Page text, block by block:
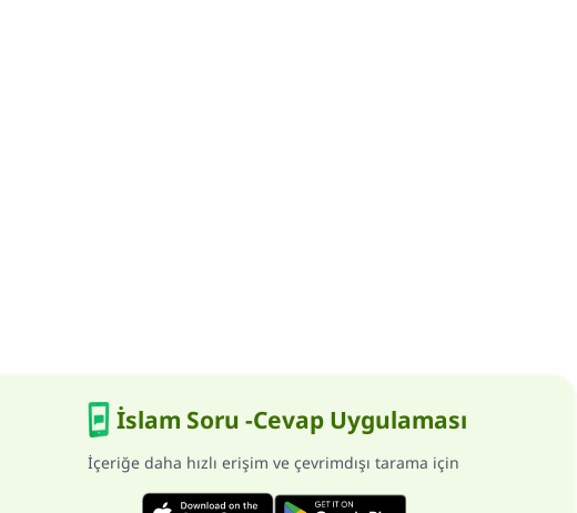
İslam Soru -Cevap Uygulaması
İçeriğe daha hızlı erişim ve çevrimdışı tarama için